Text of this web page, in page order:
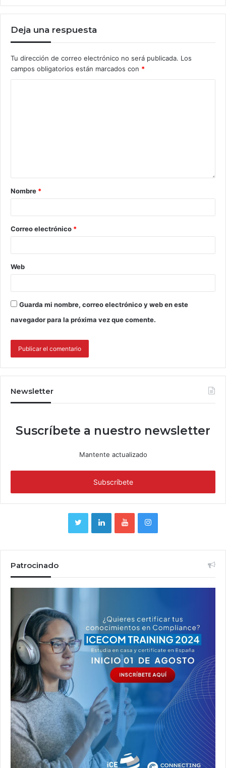
Deja una respuesta
Tu dirección de correo electrónico no será publicada. Los
campos obligatorios están marcados con *
Nombre *
Correo electrónico *
Web
Guarda mi nombre, correo electrónico y web en este
navegador para la próxima vez que comente.
Newsletter
Suscríbete a nuestro newsletter
Mantente actualizado
Patrocinado